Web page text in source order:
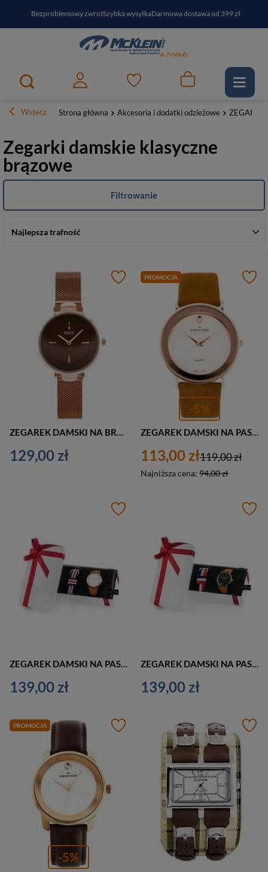
Bezproblemowy zwrotSzybka wysyłkaDarmowa dostawa od 399 zł
PayPo - kup i zapłać za30 dniZapisz się do newslettera i odbierz RABAT
Wstecz Strona główna Akcesoria i dodatki odzieżowe ZEGARKI
Zegarki damskie klasyczne
brązowe
Najlepsza trafność
Filtrowanie
ZEGAREK DAMSKI NA BRANSOLECIE CASUAL PACIFIC 6012 (zy600c) - rosegold
129,00 zł
PROMOCJA
-5%
ZEGAREK DAMSKI NA PASKU CASUAL JORDAN KERR - DOVADO (zj851a) - antyalergiczny
113,00 zł
Najniższa cena: 94,00 zł
119,00 zł
139,00 zł 139,00 zł
PROMOCJA
-5%